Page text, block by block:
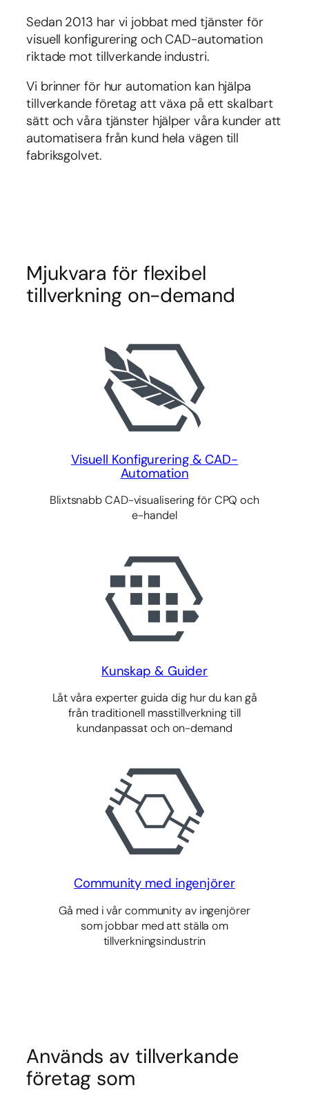
Sedan 2013 har vi jobbat med tjänster för
visuell konfigurering och CAD-automation
riktade mot tillverkande industri.
Vi brinner för hur automation kan hjälpa
tillverkande företag att växa på ett skalbart
sätt och våra tjänster hjälper våra kunder att
automatisera från kund hela vägen till
fabriksgolvet.
Mjukvara för flexibel
tillverkning on-demand
Visuell Konfigurering & CAD-
Automation
Blixtsnabb CAD-visualisering för CPQ och
e-handel
Kunskap & Guider
Låt våra experter guida dig hur du kan gå
från traditionell masstillverkning till
kundanpassat och on-demand
Community med ingenjörer
Gå med i vår community av ingenjörer
som jobbar med att ställa om
tillverkningsindustrin
Används av tillverkande
företag som